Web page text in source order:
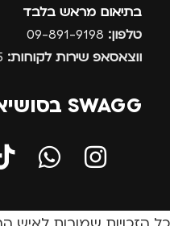
בתיאום מראש בלבד
טלפון:
ווצאסאפ שירות לקוחות:
SWAGG בסושיאל